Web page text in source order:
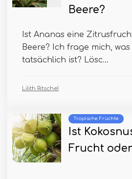
Beere?
Ist Ananas eine
Beere? Ich frage mich,
tatsächlich ist? Lösc...
Lilith Ritschel
Tropische Früchte
Ist
Frucht